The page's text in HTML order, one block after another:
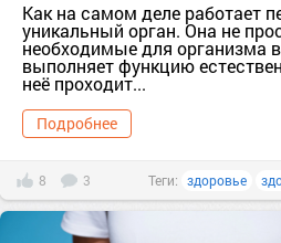
Как на самом деле работает
уникальный орган. Она не
необходимые для организма
выполняет функцию
неё проходит...
Подробнее
8 3 Теги: здоровье